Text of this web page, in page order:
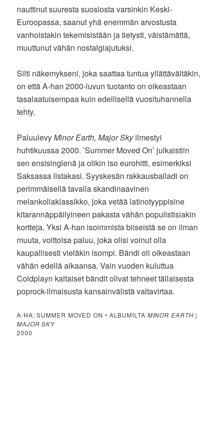
nauttinut suuresta suosiosta varsinkin Keski-
Euroopassa, saanut yhä enemmän arvostusta
vanhoistakin tekemisistään ja tietysti, väistämättä,
muuttunut vähän nostalgiajutuksi.
Silti näkemykseni, joka saattaa tuntua yllättävältäkin,
on että A-han 2000-luvun tuotanto on oikeastaan
tasalaatuisempaa kuin edellisellä vuosituhannella
tehty.
PaluulevyMinor Earth, Major Skyilmestyi
huhtikuussa 2000. ’Summer Moved On’ julkaistiin
sen ensisinglenä ja olikin iso eurohitti, esimerkiksi
Saksassa listakasi. Syyskesän rakkausballadi on
perimmäisellä tavalla skandinaavinen
melankoliaklassikko, joka vetää latinotyyppisine
kitarannäppäilyineen pakasta vähän populistisiakin
kortteja. Yksi A-han isoimmista biiseistä se on ilman
muuta, voittoisa paluu, joka olisi voinut olla
kaupallisesti vieläkin isompi. Bändi oli oikeastaan
vähän edellä aikaansa. Vain vuoden kuluttua
Coldplayn kaltaiset bändit olivat tehneet tällaisesta
poprock-ilmaisusta kansainvälistä valtavirtaa.
A-HA: SUMMER MOVED ON • ALBUMILTA MINOR EARTH |
MAJOR SKY
2000